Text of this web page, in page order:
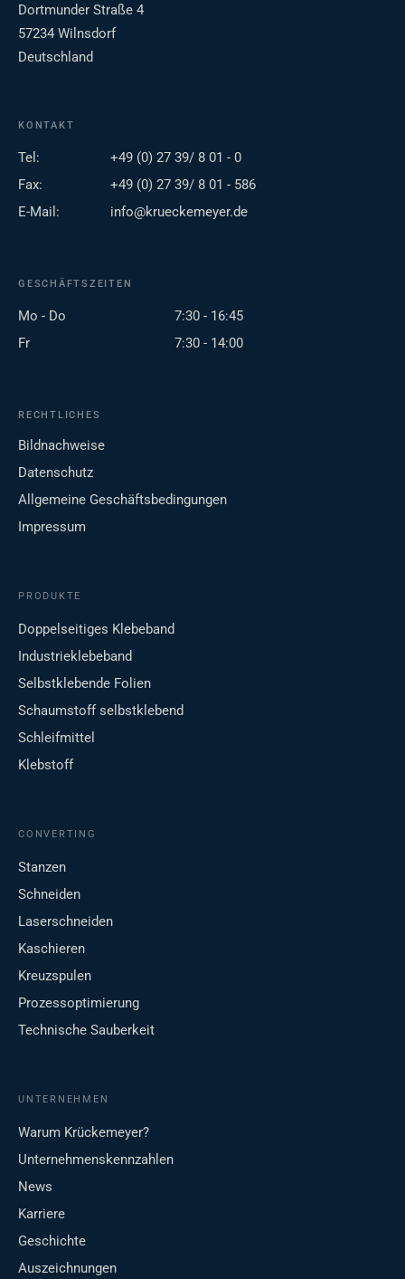
Dortmunder Straße 4
57234 Wilnsdorf
Deutschland
KONTAKT
Tel:
+49 (0) 27 39/ 8 01 - 0
Fax:
+49 (0) 27 39/ 8 01 - 586
E-Mail:
info@krueckemeyer.de
GESCHÄFTSZEITEN
Mo - Do
7:30 - 16:45
Fr
7:30 - 14:00
RECHTLICHES
Bildnachweise
Datenschutz
Allgemeine Geschäftsbedingungen
Impressum
PRODUKTE
Doppelseitiges Klebeband
Industrieklebeband
Selbstklebende Folien
Schaumstoff selbstklebend
Schleifmittel
Klebstoff
CONVERTING
Stanzen
Schneiden
Laserschneiden
Kaschieren
Kreuzspulen
Prozessoptimierung
Technische Sauberkeit
UNTERNEHMEN
Warum Krückemeyer?
Unternehmenskennzahlen
News
Karriere
Geschichte
Auszeichnungen